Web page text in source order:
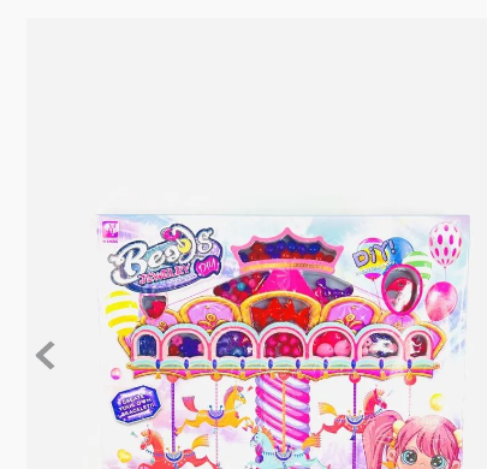
rainbow high